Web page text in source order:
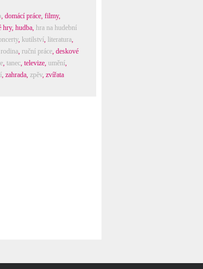
,domácí práce,filmy,
hry,hudba, hra na hudební
, kutilství, literatura,
rodina,ruční práce,deskové
,tanec,televize,umění,
,zahrada,zpěv,zvířata